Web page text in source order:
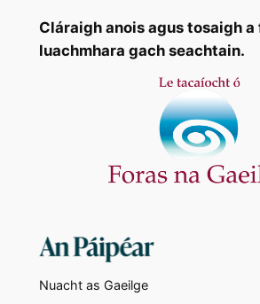
Cláraigh anois agus tosaigh
luachmhara gach seachtain.
Nuacht as Gaeilge